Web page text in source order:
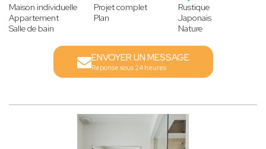
Maison individuelle
Appartement
Salle de bain
Rustique
Japonais
Nature
Projet complet
Plan
ENVOYER UN MESSAGE
Réponse sous 24 heures